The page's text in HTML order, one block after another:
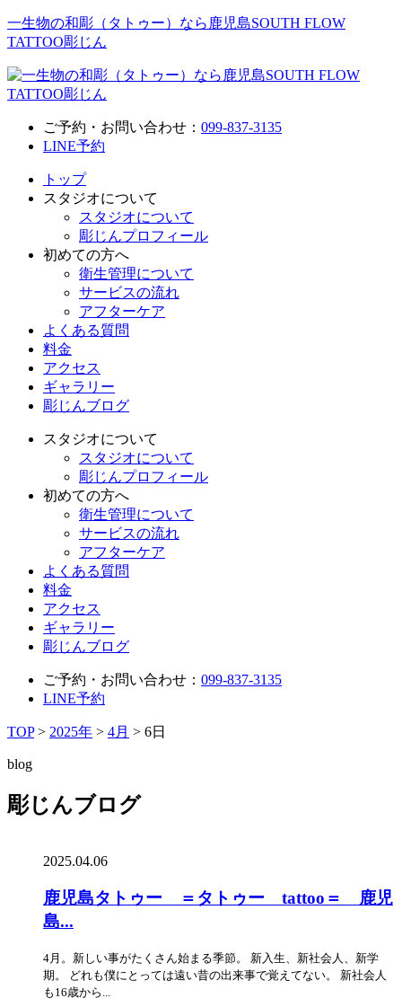
一生物の和彫（タトゥー）なら鹿児島SOUTH FLOW
TATTOO彫じん
ご予約・お問い合わせ： 099-837-3135
LINE予約
トップ
スタジオについて
スタジオについて
彫じんプロフィール
初めての方へ
衛生管理について
サービスの流れ
アフターケア
よくある質問
料金
アクセス
ギャラリー
彫じんブログ
スタジオについて
スタジオについて
彫じんプロフィール
初めての方へ
衛生管理について
サービスの流れ
アフターケア
よくある質問
料金
アクセス
ギャラリー
彫じんブログ
ご予約・お問い合わせ： 099-837-3135
LINE予約
TOP> 2025年 > 4月 > 6日
blog
彫じんブログ
2025.04.06
鹿児島タトゥー ＝タトゥー tattoo＝ 鹿児
島...
4月。新しい事がたくさん始まる季節。 新入生、新社会人、新学
期。 どれも僕にとっては遠い昔の出来事で覚えてない。 新社会人
も16歳から...